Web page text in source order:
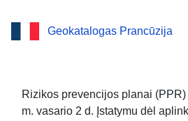
DUOMENŲ
Geokatalogas Prancūzija
Rizikos prevencijos planai
m. vasario 2 d. Įstatymu dėl